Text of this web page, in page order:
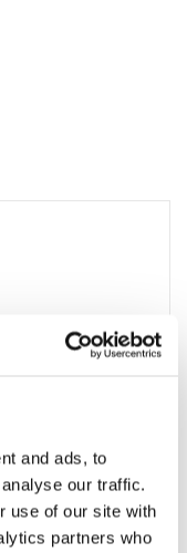
and ads, to
our traffic.
use of our site with
partners who
till i varukorg
barn grön 104-110